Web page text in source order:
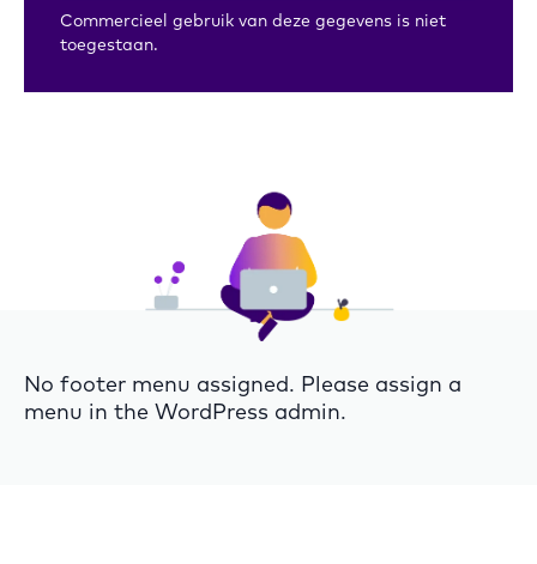
Commercieel gebruik van deze gegevens is niet
toegestaan.
No footer menu assigned. Please assign a
menu in the WordPress admin.